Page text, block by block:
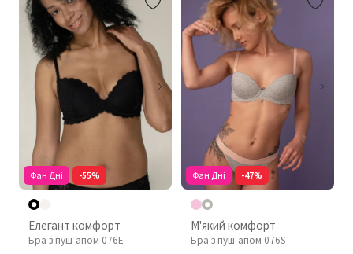
Фан Дні -55%
Елегант комфорт
Бра з пуш-апом 076Е
Фан Дні -47%
М'який комфорт
Бра з пуш-апом 076S